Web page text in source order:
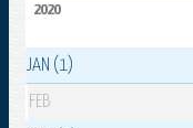
2020
JAN (1)
FEB